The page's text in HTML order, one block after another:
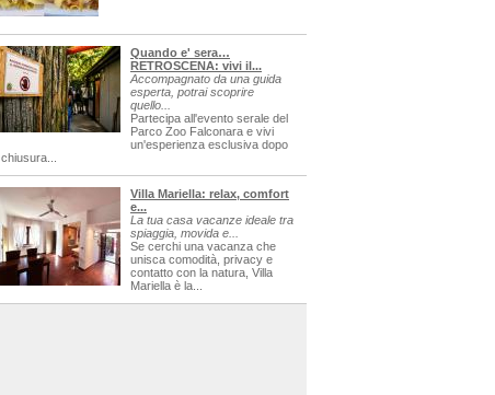
Quando e' sera…
RETROSCENA: vivi il...
Accompagnato da una guida
esperta, potrai scoprire
quello...
Partecipa all'evento serale del
Parco Zoo Falconara e vivi
un'esperienza esclusiva dopo
Villa Mariella: relax, comfort
e...
La tua casa vacanze ideale tra
spiaggia, movida e...
Se cerchi una vacanza che
unisca comodità, privacy e
contatto con la natura, Villa
Mariella è la...